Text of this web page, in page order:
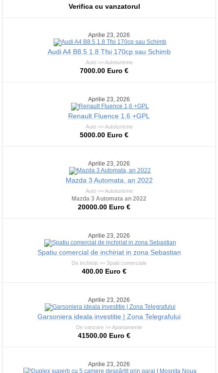
Verifica cu vanzatorul
Aprilie 23, 2026
Audi A4 B8.5 1.8 Tfsi 170cp sau Schimb
Auto >> Autoturisme
7000.00 Euro €
Aprilie 23, 2026
Renault Fluence 1,6 +GPL
Auto >> Autoturisme
5000.00 Euro €
Aprilie 23, 2026
Mazda 3 Automata, an 2022
Auto >> Autoturisme
Mazda 3 Automata an 2022
20000.00 Euro €
Aprilie 23, 2026
Spatiu comercial de inchiriat in zona Sebastian
De inchiriat >> Spatii comerciale
400.00 Euro €
Aprilie 23, 2026
Garsoniera ideala investitie | Zona Telegrafului
De vanzare >> Apartamente
41500.00 Euro €
Aprilie 23, 2026